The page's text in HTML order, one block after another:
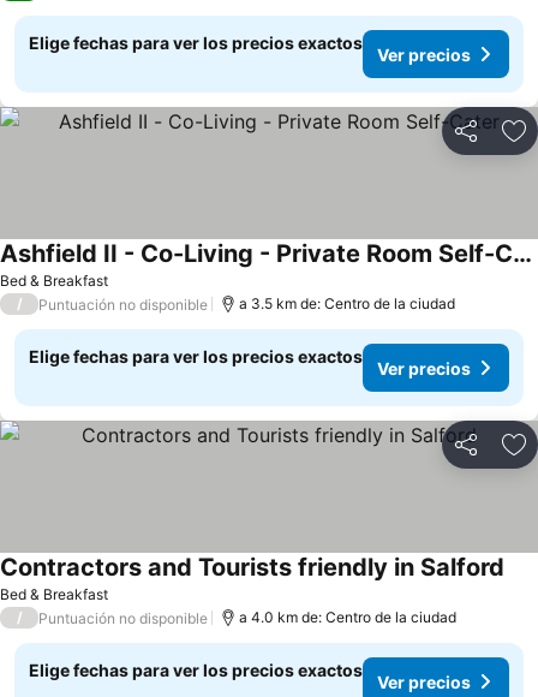
Elige fechas para ver los precios exactos
Ver precios
Compartir
Bed & Breakfast
Ashfield II - Co-Living - Private Room Self-Cater
/ Puntuación no disponible a 3.5 km de: Centro de la ciudad
Elige fechas para ver los precios exactos
Ver precios
Compartir
Bed & Breakfast
Contractors and Tourists friendly in Salford
/ Puntuación no disponible a 4.0 km de: Centro de la ciudad
Elige fechas para ver los precios exactos
Ver precios